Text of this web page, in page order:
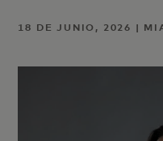
18 DE JUNIO, 2026 |